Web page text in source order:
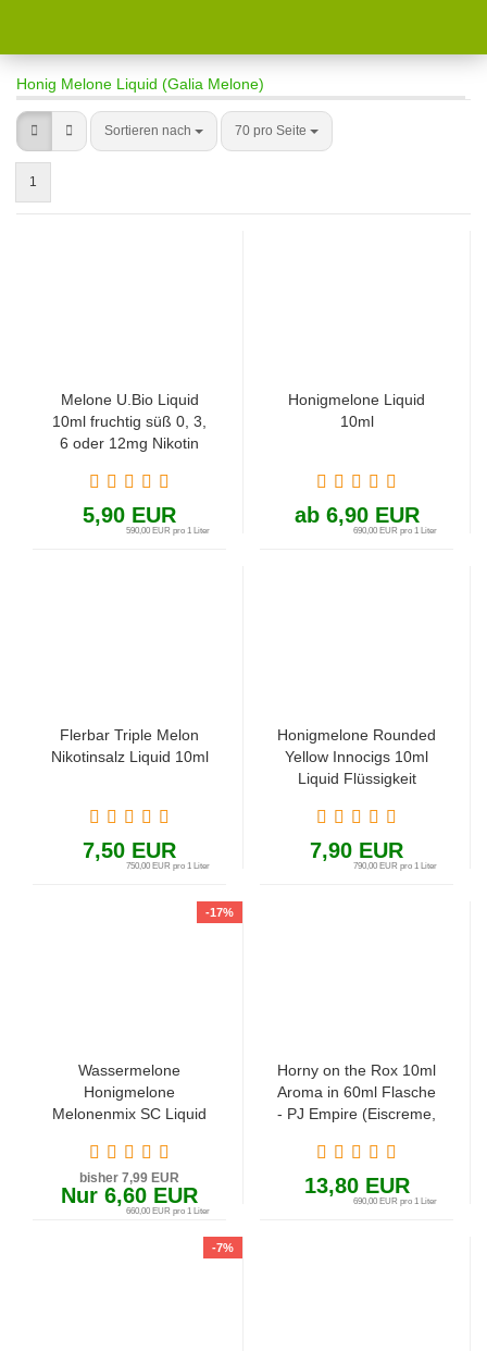
Honig Melone Liquid (Galia Melone)
Sortieren nach 70 pro Seite
1
Melone U.Bio Liquid
10ml fruchtig süß 0, 3,
6 oder 12mg Nikotin
5,90 EUR
590,00 EUR pro 1 Liter
Honigmelone Liquid
10ml
ab 6,90 EUR
690,00 EUR pro 1 Liter
Flerbar Triple Melon
Nikotinsalz Liquid 10ml
7,50 EUR
750,00 EUR pro 1 Liter
Honigmelone Rounded
Yellow Innocigs 10ml
Liquid Flüssigkeit
7,90 EUR
790,00 EUR pro 1 Liter
-17%
Wassermelone
Honigmelone
Melonenmix SC Liquid
bisher 7,99 EUR
Nur 6,60 EUR
660,00 EUR pro 1 Liter
Horny on the Rox 10ml
Aroma in 60ml Flasche
- PJ Empire (Eiscreme,
Honigmelone)
13,80 EUR
690,00 EUR pro 1 Liter
-7%